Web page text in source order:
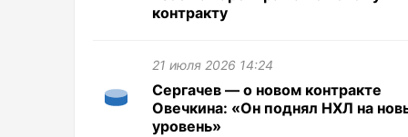
контракту
21 июля 2026 14:24
Сергачев — о новом контракте
Овечкина: «Он поднял НХЛ на
уровень»